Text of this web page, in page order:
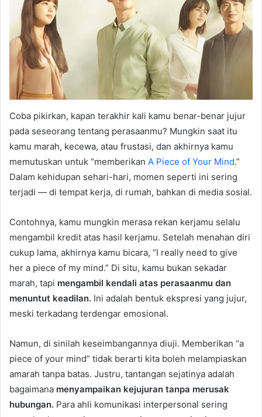
Coba pikirkan, kapan terakhir kali kamu benar-benar jujur
pada seseorang tentang perasaanmu? Mungkin saat itu
kamu marah, kecewa, atau frustasi, dan akhirnya kamu
memutuskan untuk “memberikan A Piece of Your Mind.”
Dalam kehidupan sehari-hari, momen seperti ini sering
terjadi — di tempat kerja, di rumah, bahkan di media sosial.
Contohnya, kamu mungkin merasa rekan kerjamu selalu
mengambil kredit atas hasil kerjamu. Setelah menahan diri
cukup lama, akhirnya kamu bicara, “I really need to give
her a piece of my mind.” Di situ, kamu bukan sekadar
marah, tapi mengambil kendali atas perasaanmu dan
menuntut keadilan. Ini adalah bentuk ekspresi yang jujur,
meski terkadang terdengar emosional.
Namun, di sinilah keseimbangannya diuji. Memberikan “a
piece of your mind” tidak berarti kita boleh melampiaskan
amarah tanpa batas. Justru, tantangan sejatinya adalah
bagaimana menyampaikan kejujuran tanpa merusak
hubungan. Para ahli komunikasi interpersonal sering